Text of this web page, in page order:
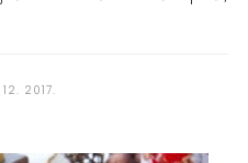
12. 2017.